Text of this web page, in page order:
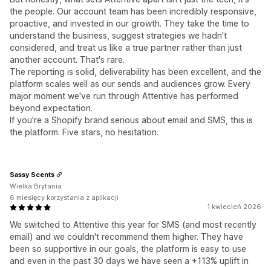
the people. Our account team has been incredibly responsive,
proactive, and invested in our growth. They take the time to
understand the business, suggest strategies we hadn't
considered, and treat us like a true partner rather than just
another account. That's rare.
The reporting is solid, deliverability has been excellent, and the
platform scales well as our sends and audiences grow. Every
major moment we've run through Attentive has performed
beyond expectation.
If you're a Shopify brand serious about email and SMS, this is
the platform. Five stars, no hesitation.
1 kwiecień 2026
We switched to Attentive this year for SMS (and most recently
email) and we couldn't recommend them higher. They have
been so supportive in our goals, the platform is easy to use
and even in the past 30 days we have seen a +113% uplift in
Sassy Scents
Wielka Brytania
6 miesięcy korzystania z aplikacji